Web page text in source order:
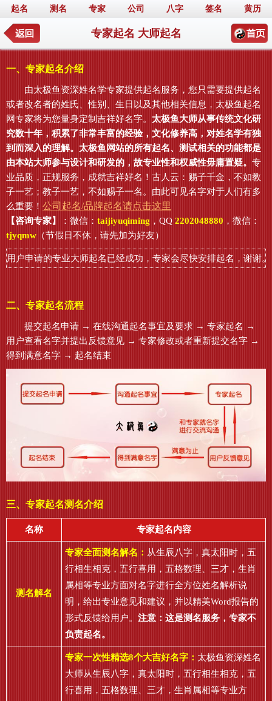
起名 测名 专家 公司 八字 签名 黄历
专家起名 大师起名
一、专家起名介绍
由太极鱼资深姓名学专家提供起名服务，您只需要提供起名
或者改名者的姓氏、性别、生日以及其他相关信息，太极鱼起名
网专家将为您量身定制吉祥好名字。 太极鱼大师从事传统文化研
究数十年，积累了非常丰富的经验，文化修养高，对姓名学有独
到而深入的理解。太极鱼网站的所有起名、测试相关的功能都是
由本站大师参与设计和研发的，故专业性和权威性毋庸置疑。 专
业品质，正规服务，成就吉祥好名！古人云：赐子千金，不如教
子一艺；教子一艺，不如赐子一名。由此可见名字对于人们有多
么重要！ 公司起名/品牌起名请点击这里
【咨询专家】 ：微信： taijiyuqiming ，QQ 2202048880 ，微信：
tjyqmw （节假日不休，请先加为好友）
户申请的专业大师起名已经成功，专家会尽快安排起名，谢谢。
二、专家起名流程
提交起名申请 → 在线沟通起名事宜及要求 → 专家起名 →
用户查看名字并提出反馈意见 → 专家修改或者重新提交名字 →
得到满意名字 → 起名结束
三、专家起名测名介绍
名称 专家起名内容
测名解名
专家全面测名解名： 从生辰八字，真太阳时，五
行相生相克，五行喜用，五格数理、三才，生肖
属相等专业方面对名字进行全方位姓名解析说
明，给出专业意见和建议，并以精美Word报告的
形式反馈给用户。 注意：这是测名服务，专家不
负责起名。
专家一次性精选8个大吉好名字： 太极鱼资深姓名
大师从生辰八字，真太阳时，五行相生相克，五
行喜用，五格数理、三才，生肖属相等专业方